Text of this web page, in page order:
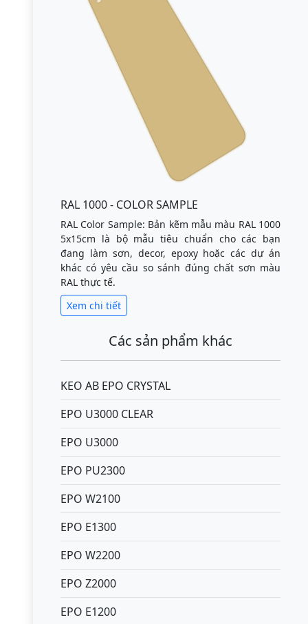
RAL 1000 - COLOR SAMPLE
RAL Color Sample: Bản kẽm mẫu màu RAL 1000
5x15cm là bộ mẫu tiêu chuẩn cho các bạn
đang làm sơn, decor, epoxy hoặc các dự án
khác có yêu cầu so sánh đúng chất sơn màu
RAL thực tế.
Xem chi tiết
Các sản phẩm khác
KEO AB EPO CRYSTAL
EPO U3000 CLEAR
EPO U3000
EPO PU2300
EPO W2100
EPO E1300
EPO W2200
EPO Z2000
EPO E1200